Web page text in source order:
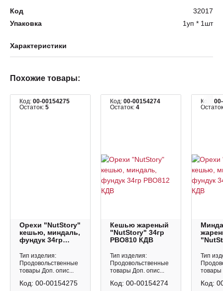
Код
32017
Упаковка
1уп * 1шт
Характеристики
Похожие товары:
Код: 00-00154275
Остаток: 5
Орехи "NutStory"
кешью, миндаль,
фундук 34гр
Тип изделия:
Продовольственные
товары Доп. опис...
Код: 00-00154275
Код: 00-00154274
Остаток: 4
Кешью жареный
"NutStory" 34гр
РВО810 КДВ
Тип изделия:
Продовольственные
товары Доп. опис...
Код: 00-00154274
Код:
Тип
товары
Код: